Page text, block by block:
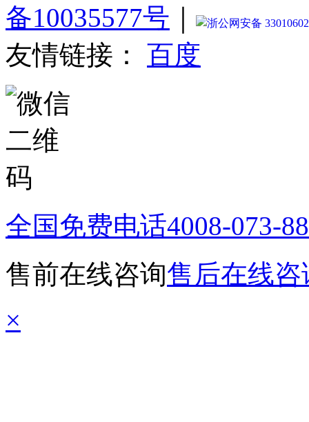
备10035577号
浙公网安备
友情链接： 百度
全国免费电话4008-073-
售前在线咨询售后在线咨
×